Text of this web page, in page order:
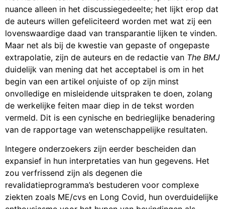
nuance alleen in het discussiegedeelte; het lijkt erop dat
de auteurs willen gefeliciteerd worden met wat zij een
lovenswaardige daad van transparantie lijken te vinden.
Maar net als bij de kwestie van gepaste of ongepaste
extrapolatie, zijn de auteurs en de redactie van The BMJ
duidelijk van mening dat het acceptabel is om in het
begin van een artikel onjuiste of op zijn minst
onvolledige en misleidende uitspraken te doen, zolang
de werkelijke feiten maar diep in de tekst worden
vermeld. Dit is een cynische en bedrieglijke benadering
van de rapportage van wetenschappelijke resultaten.
Integere onderzoekers zijn eerder bescheiden dan
expansief in hun interpretaties van hun gegevens. Het
zou verfrissend zijn als degenen die
revalidatieprogramma’s bestuderen voor complexe
ziekten zoals ME/cvs en Long Covid, hun overduidelijke